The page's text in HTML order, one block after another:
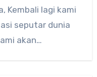
Kembali lagi kami
seputar dunia
akan…